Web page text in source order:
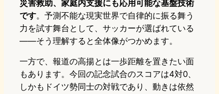
災害救助、家庭内支援にも応用可能な基盤技術
です。予測不能な現実世界で自律的に振る舞う
力を試す舞台として、サッカーが選ばれている
——そう理解すると全体像がつかめます。
一方で、報道の高揚とは一歩距離を置きたい面
もあります。今回の記念試合のスコアは4対0、
しかもドイツ勢同士の対戦であり、動きは依然